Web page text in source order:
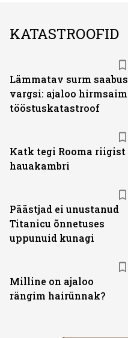
KATASTROOFID
Lämmatav surm saabus
vargsi: ajaloo hirmsaim
tööstuskatastroof
Katk tegi Rooma riigist
hauakambri
Päästjad ei unustanud
Titanicu õnnetuses
uppunuid kunagi
Milline on ajaloo
rängim hairünnak?